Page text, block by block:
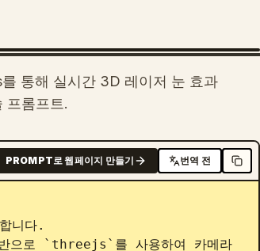
통해 실시간 3D 레이저 눈 효과
프롬프트.
PROMPT로 웹페이지 만들기 번역 전
니다.
으로 `threejs`를 사용하여 카메라